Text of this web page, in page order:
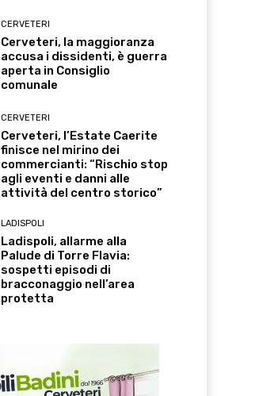
CERVETERI
Cerveteri, la maggioranza
accusa i dissidenti, è guerra
aperta in Consiglio
comunale
CERVETERI
Cerveteri, l’Estate Caerite
finisce nel mirino dei
commercianti: “Rischio stop
agli eventi e danni alle
attività del centro storico”
LADISPOLI
Ladispoli, allarme alla
Palude di Torre Flavia:
sospetti episodi di
bracconaggio nell’area
protetta